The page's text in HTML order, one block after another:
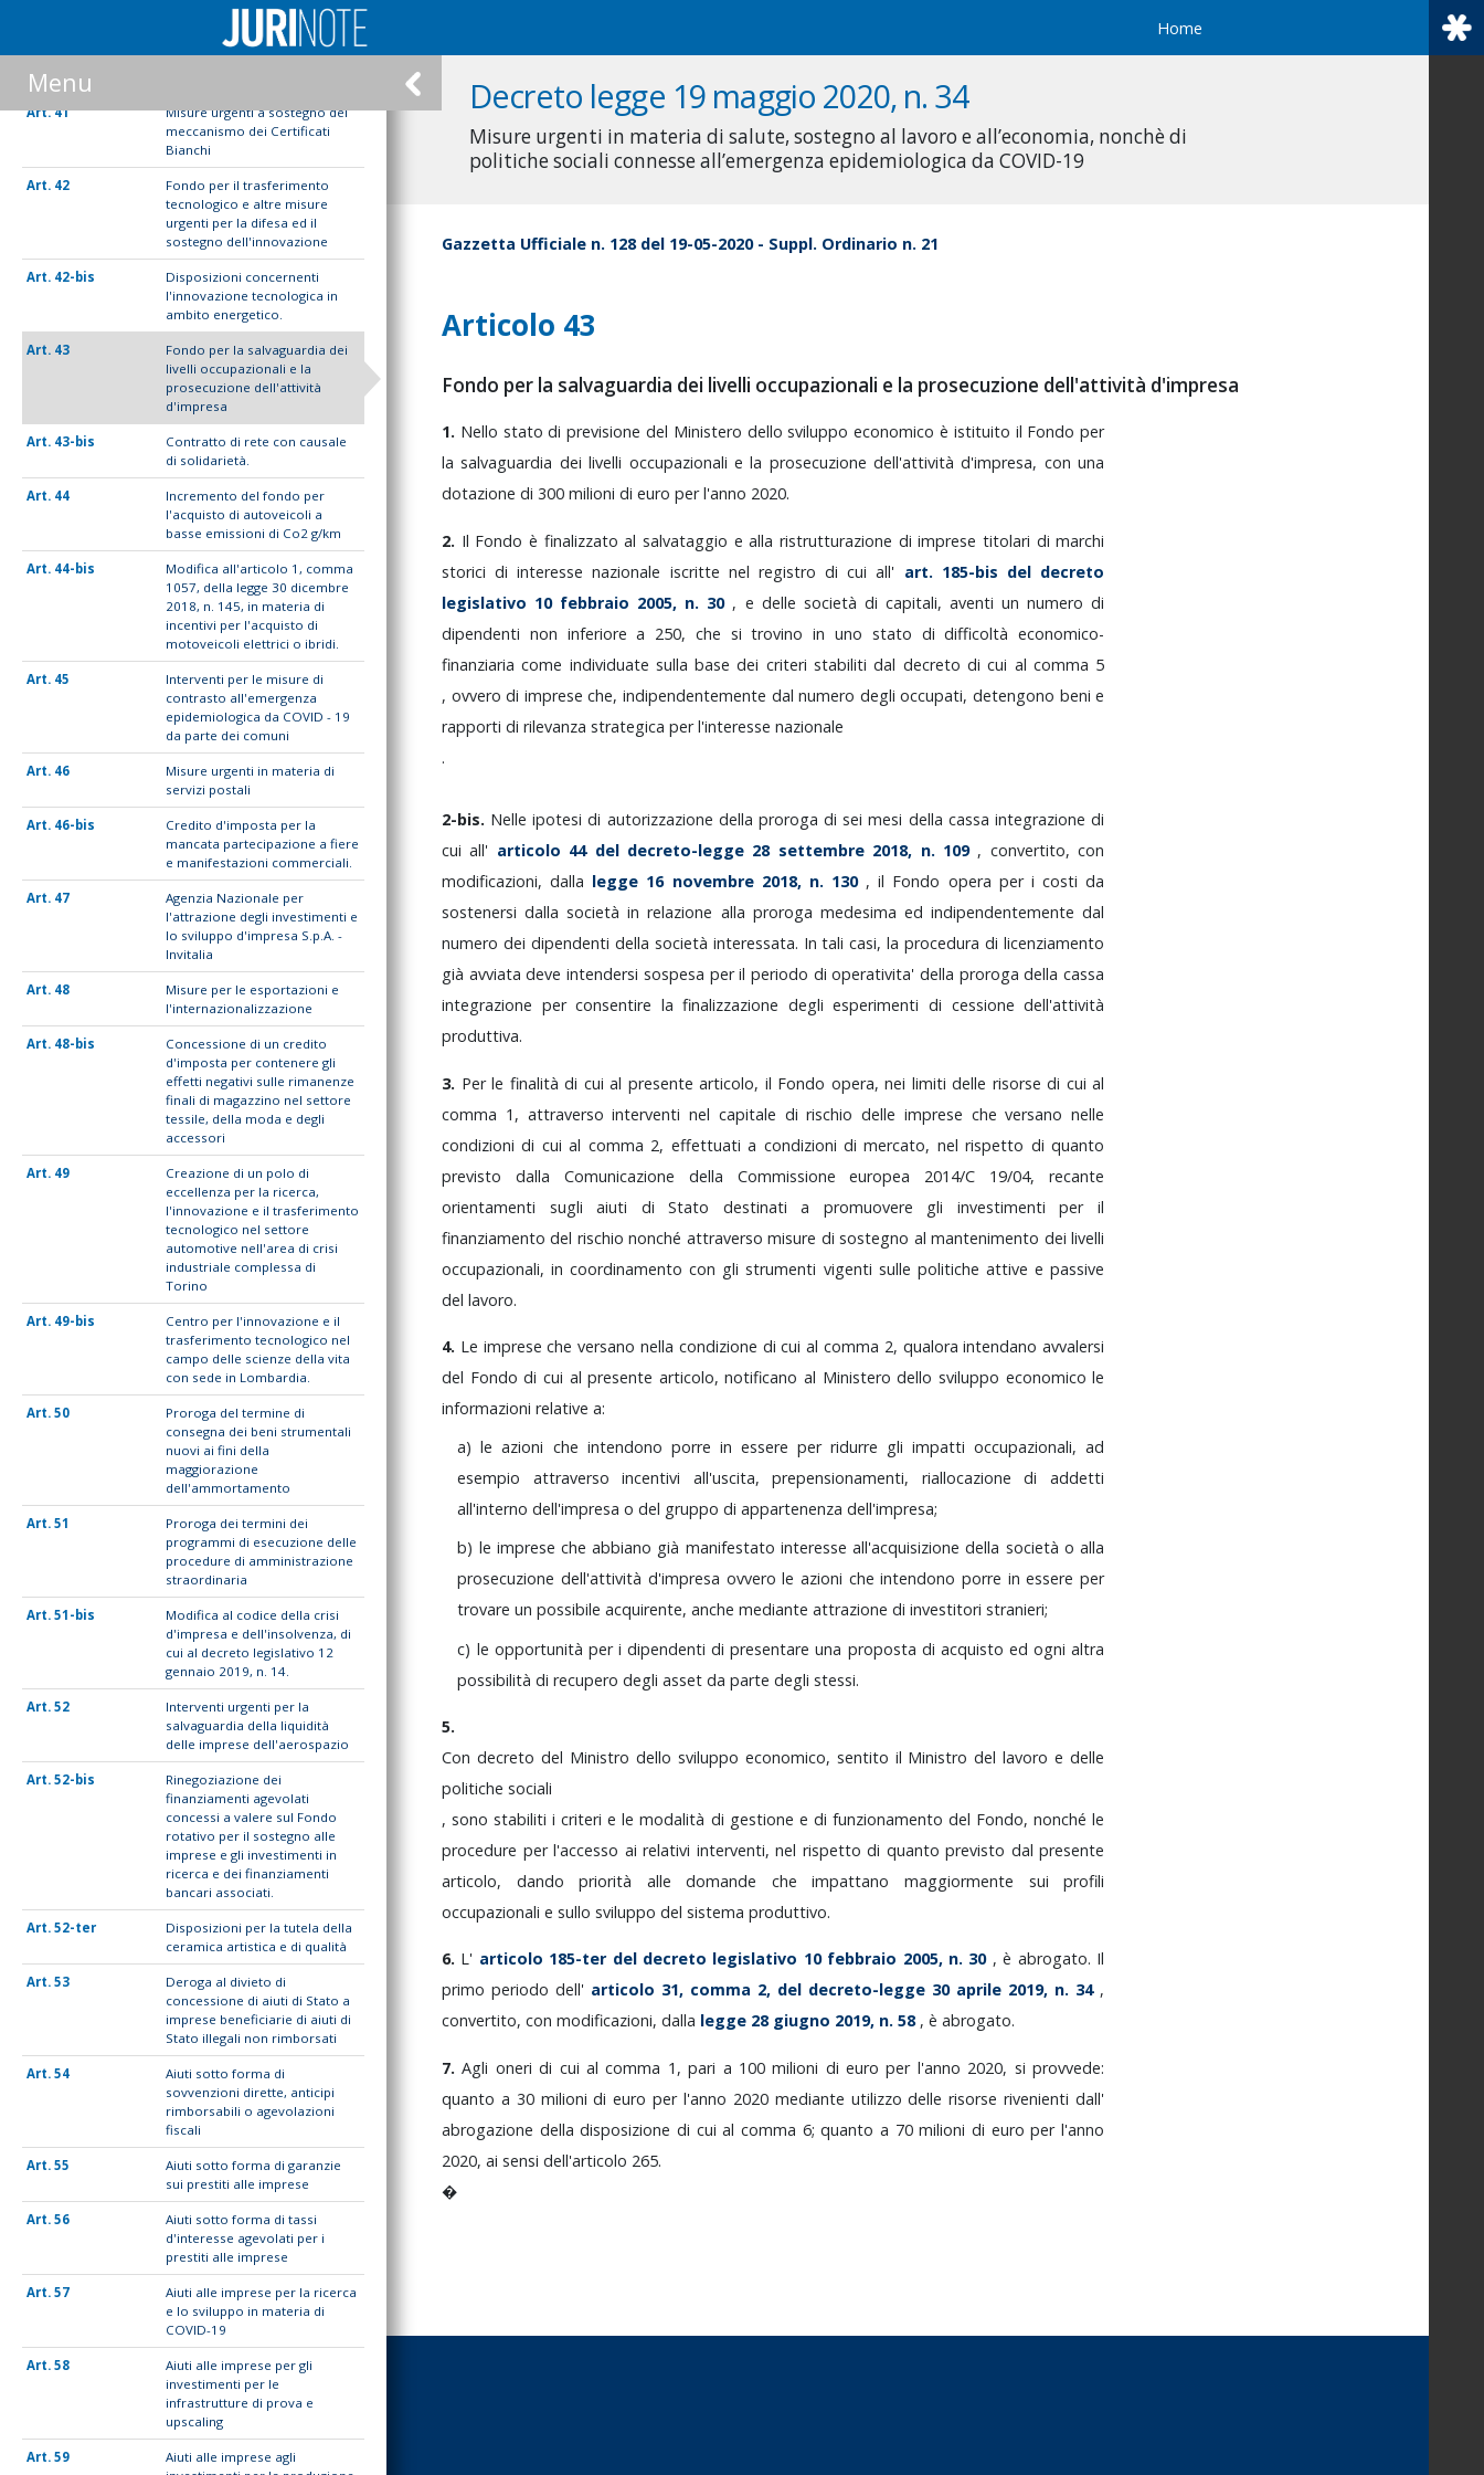
Home
Decreto legge 19 maggio 2020, n. 34
Misure urgenti in materia di salute, sostegno al lavoro e all’economia, nonchè di
politiche sociali connesse all’emergenza epidemiologica da COVID-19
Menu
titolari del servizio di
distribuzione di carburanti
nelle autostrade per il periodo
41
Misure urgenti a sostegno del
meccanismo dei Certificati
Bianchi
42
Fondo per il trasferimento
tecnologico e altre misure
urgenti per la difesa ed il
sostegno dell'innovazione
42-bis
Disposizioni concernenti
l'innovazione tecnologica in
ambito energetico.
43
Fondo per la salvaguardia dei
livelli occupazionali e la
prosecuzione dell'attività
d'impresa
43-bis
Contratto di rete con causale
di solidarietà.
44
Incremento del fondo per
l'acquisto di autoveicoli a
basse emissioni di Co2 g/km
44-bis
Modifica all'articolo 1, comma
1057, della legge 30 dicembre
2018, n. 145, in materia di
incentivi per l'acquisto di
motoveicoli elettrici o ibridi.
45
Interventi per le misure di
contrasto all'emergenza
epidemiologica da COVID - 19
da parte dei comuni
46
Misure urgenti in materia di
servizi postali
46-bis
Credito d'imposta per la
mancata partecipazione a fiere
e manifestazioni commerciali.
47
Agenzia Nazionale per
l'attrazione degli investimenti e
lo sviluppo d'impresa S.p.A. -
Invitalia
48
Misure per le esportazioni e
l'internazionalizzazione
48-bis
Concessione di un credito
d'imposta per contenere gli
effetti negativi sulle rimanenze
finali di magazzino nel settore
tessile, della moda e degli
accessori
49
Creazione di un polo di
eccellenza per la ricerca,
l'innovazione e il trasferimento
tecnologico nel settore
automotive nell'area di crisi
industriale complessa di
Torino
49-bis
Centro per l'innovazione e il
trasferimento tecnologico nel
campo delle scienze della vita
con sede in Lombardia.
50
Proroga del termine di
consegna dei beni strumentali
nuovi ai fini della
maggiorazione
dell'ammortamento
51
Proroga dei termini dei
programmi di esecuzione delle
procedure di amministrazione
straordinaria
51-bis
Modifica al codice della crisi
d'impresa e dell'insolvenza, di
cui al decreto legislativo 12
gennaio 2019, n. 14.
52
Interventi urgenti per la
salvaguardia della liquidità
delle imprese dell'aerospazio
52-bis
Rinegoziazione dei
finanziamenti agevolati
concessi a valere sul Fondo
rotativo per il sostegno alle
imprese e gli investimenti in
ricerca e dei finanziamenti
bancari associati.
52-ter
Disposizioni per la tutela della
ceramica artistica e di qualità
53
Deroga al divieto di
concessione di aiuti di Stato a
imprese beneficiarie di aiuti di
Stato illegali non rimborsati
54
Aiuti sotto forma di
sovvenzioni dirette, anticipi
rimborsabili o agevolazioni
fiscali
55
Aiuti sotto forma di garanzie
sui prestiti alle imprese
56
Aiuti sotto forma di tassi
d'interesse agevolati per i
prestiti alle imprese
57
Aiuti alle imprese per la ricerca
e lo sviluppo in materia di
COVID-19
58
Aiuti alle imprese per gli
investimenti per le
infrastrutture di prova e
upscaling
59
Aiuti alle imprese agli
Gazzetta Ufficiale n. 128 del 19-05-2020 - Suppl. Ordinario n. 21
Articolo 43
Fondo per la salvaguardia dei livelli occupazionali e la prosecuzione dell'attività d'impresa
1. Nello statodiprevisione del Ministero dellosviluppoeconomico è istituito il Fondoper
lasalvaguardia deilivelli occupazionali ela prosecuzione dell'attivitàd'impresa, conuna
dotazione di 300 milioni di euro perl'anno 2020.
2. Il Fondo è finalizzatoal salvataggio ealla ristrutturazione diimprese titolari dimarchi
storicidiinteressenazionale iscritte nel registrodicuiall' art. 185-bis del decreto
legislativo 10 febbraio 2005, n. 30 , e delle società di capitali, aventiunnumerodi
dipendenti non inferiorea 250, che sitrovinoinuno stato didifficoltàeconomico-
finanziariacome individuate sullabasedei criteristabilitidal decreto dicui al comma 5
, ovverodi impreseche, indipendentemente dalnumero deglioccupati, detengono benie
rapporti di rilevanza strategica perl'interesse nazionale
.
2-bis. Nelleipotesidi autorizzazione della prorogadiseimesi della cassa integrazionedi
cuiall' articolo 44 del decreto-legge 28 settembre 2018, n. 109 , convertito,con
modificazioni,dalla legge 16 novembre 2018, n. 130 ,il Fondo opera per i costida
sostenersidallasocietàinrelazione alla proroga medesima ed indipendentementedal
numero dei dipendenti della società interessata. Intalicasi,laproceduradilicenziamento
già avviatadeveintendersi sospesa peril periodo dioperativita'della prorogadellacassa
integrazione perconsentire lafinalizzazione degliesperimenti di cessionedell'attività
produttiva.
3. Per le finalità di cui al presente articolo, il Fondo opera, nei limiti delle risorse di cui al
comma 1, attraversointerventi nel capitale dirischio delle imprese cheversano nelle
condizionidi cuial comma 2, effettuatia condizioni dimercato, nelrispetto diquanto
previsto dalla Comunicazione della Commissioneeuropea 2014/C 19/04, recante
orientamenti sugliaiuti diStato destinatia promuovere gli investimentiperil
finanziamentodel rischiononché attraversomisure disostegno almantenimento deilivelli
occupazionali,incoordinamentocon glistrumenti vigenti sulle politiche attive epassive
del lavoro.
4. Le impresecheversano nella condizione dicuial comma 2, qualoraintendanoavvalersi
del Fondodi cui alpresente articolo,notificano al Ministerodello sviluppo economicole
informazioni relative a:
a)leazioni che intendono porre in essere per ridurre gli impatti occupazionali, ad
esempio attraversoincentivi all'uscita,prepensionamenti, riallocazionedi addetti
all'internodell'impresaodel gruppodiappartenenzadell'impresa;
b) le impresecheabbiano già manifestato interesseall'acquisizionedella società oalla
prosecuzionedell'attività d'impresa ovverole azioni cheintendonoporre inessereper
trovareunpossibileacquirente,anchemedianteattrazionediinvestitoristranieri;
c) le opportunità per idipendentidipresentareuna proposta di acquisto edognialtra
possibilitàdirecuperodegliassetdapartedeglistessi.
5.
Con decreto del Ministro dello sviluppo economico, sentito il Ministrodellavoroedelle
politiche sociali
,sonostabilitiicriterielemodalità di gestione e di funzionamento del Fondo, nonché le
procedure per l'accesso ai relativi interventi, nel rispetto di quanto previsto dal presente
articolo, dandopriorità alledomande cheimpattano maggiormente suiprofili
occupazionali e sullo sviluppo del sistema produttivo.
6. L' articolo 185-ter del decreto legislativo 10 febbraio 2005, n. 30 ,è abrogato. Il
primo periodo dell' articolo 31, comma 2, del decreto-legge 30 aprile 2019, n. 34 ,
convertito, con modificazioni, dalla legge 28 giugno 2019, n. 58 , è abrogato.
7.Agli oneridi cui alcomma 1,pari a 100milioni dieuroper l'anno 2020, siprovvede:
quanto a 30 milionidieuroperl'anno 2020 mediante utilizzodellerisorserivenientidall'
abrogazione delladisposizionedi cuialcomma 6;quantoa 70milionidi europerl'anno
2020, ai sensi dell'articolo 265.
�